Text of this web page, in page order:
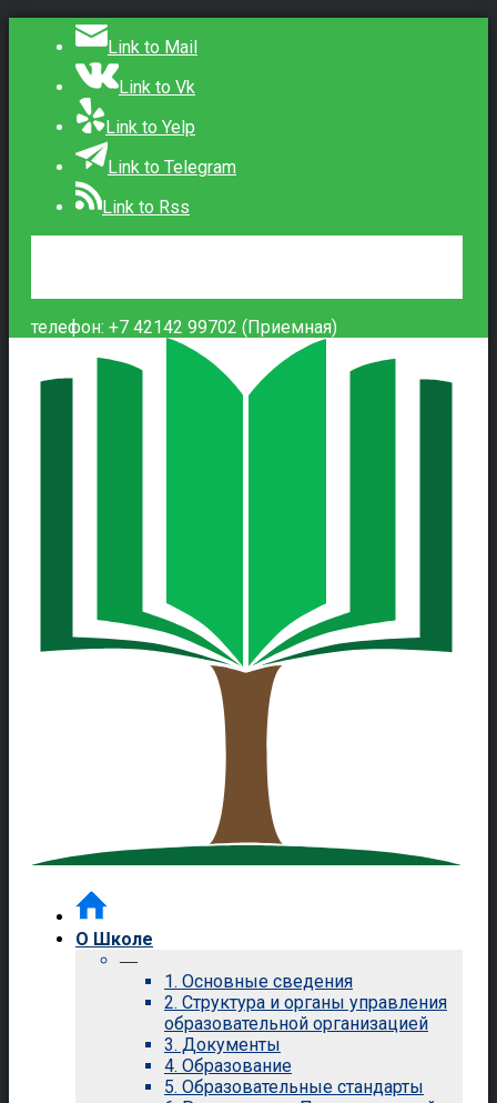
Link to Mail
Link to Vk
Link to Yelp
Link to Telegram
Link to Rss
телефон: +7 42142 99702 (Приемная)
О Школе
—
1. Основные сведения
2. Структура и органы управления
образовательной организацией
3. Документы
4. Образование
5. Образовательные стандарты